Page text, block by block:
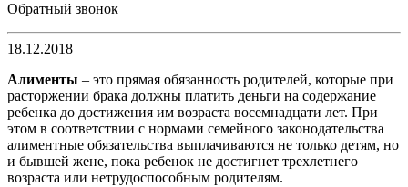
Обратный звонок
18.12.2018
Алименты – это прямая обязанность родителей, которые при
расторжении брака должны платить деньги на содержание
ребенка до достижения им возраста восемнадцати лет. При
этом в соответствии с нормами семейного законодательства
алиментные обязательства выплачиваются не только детям, но
и бывшей жене, пока ребенок не достигнет трехлетнего
возраста или нетрудоспособным родителям.